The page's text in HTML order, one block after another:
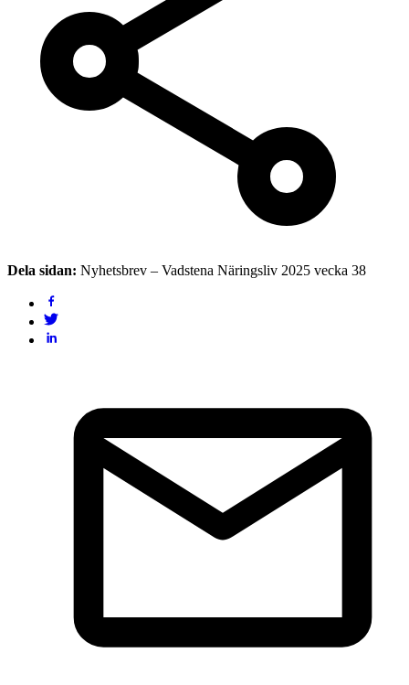
Dela sidan: Nyhetsbrev – Vadstena Näringsliv 2025 vecka 38